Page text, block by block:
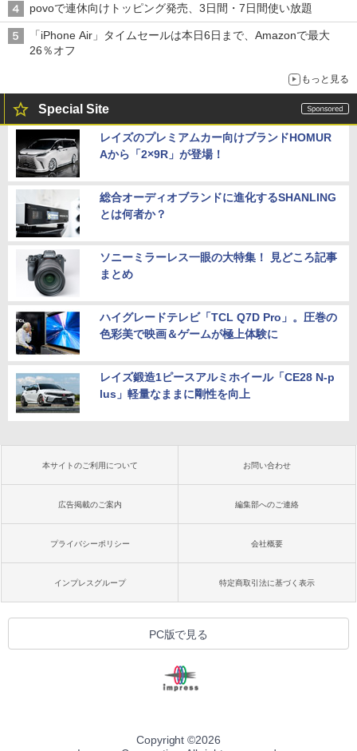
povoで連休向けトッピング発売、3日間・7日間使い放題
「iPhone Air」タイムセールは本日6日まで、Amazonで最大
26％オフ
もっと見る
Special Site
レイズのプレミアムカー向けブランドHOMUR
Aから「2×9R」が登場！
総合オーディオブランドに進化するSHANLING
とは何者か？
ソニーミラーレス一眼の大特集！ 見どころ記事
まとめ
ハイグレードテレビ「TCL Q7D Pro」。圧巻の
色彩美で映画＆ゲームが極上体験に
レイズ鍛造1ピースアルミホイール「CE28 N-p
lus」軽量なままに剛性を向上
本サイトのご利用について お問い合わせ
広告掲載のご案内 編集部へのご連絡
プライバシーポリシー 会社概要
インプレスグループ 特定商取引法に基づく表示
PC版で見る
Copyright ©2026